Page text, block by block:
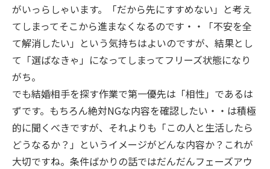
がいっらしゃいます。「だから先にすすめない」と考え
てしまってそこから進まなくなるのです・・「不安を全
て解消したい」という気持ちはよいのですが、結果とし
て「選ばなきゃ」になってしまってフリーズ状態になり
がち。
でも結婚相手を探す作業で第一優先は「相性」であるは
ずです。もちろん絶対NGな内容を確認したい・・は積極
的に聞くべきですが、それよりも「この人と生活したら
どうなるか？」というイメージがどんな内容か？これが
大切ですね。条件ばかりの話ではだんだんフェーズアウ